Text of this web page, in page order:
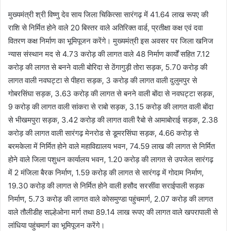
मुख्यमंत्री श्री विष्णु देव साय जिला चिकित्सा सारंगढ़ में 41.64 लाख रूपए की
राशि से निर्मित होने वाले 20 बिस्तर वाले अतिरिक्त वार्ड, प्रतीक्षा कक्ष एवं दवा
वितरण कक्ष निर्माण का भूमिपूजन करेंगे। मुख्यमंत्री इस अवसर पर जिला खनिज
न्यास संस्थान मद से 4.73 करोड़ की लागत वाले 48 निर्माण कार्यों सहित 7.12
करोड़ की लागत से बनने वाली बोरिदा से ठेंगागुड़ी तोरा सड़क, 5.70 करोड़ की
लागत वाली नवघट्टा से पीहरा सड़क, 3 करोड़ की लागत वाली दुलुमपुर से
गोबरसिंघा सड़क, 3.63 करोड़ की लागत से बनने वाली बोंदा से नवघट्टा सड़क,
9 करोड़ की लागत वाली सांकरा से राबो सड़क, 3.15 करोड़ की लागत वाली बोंदा
से भीखमपुरा सड़क, 3.42 करोड़ की लागत वाली रैबो से आमाबोराई सड़क, 2.38
करोड़ की लागत वाली सारंगढ़ मेनरोड से डूमरसिंघा सड़क, 4.66 करोड़ से
बरमकेला में निर्मित होने वाले महाविद्यालय भवन, 74.59 लाख की लागत से निर्मित
होने वाले जिला पशुधन कार्यालय भवन, 1.20 करोड़ की लागत से उपजेल सारंगढ़
में 2 मंजिला बैरक निर्माण, 1.59 करोड़ की लागत से सारंगढ़ में गोदाम निर्माण,
19.30 करोड़ की लागत से निर्मित होने वाली हसौद सरसींवा सराईपाली सड़क
निर्माण, 5.73 करोड़ की लागत वाले कोसमुण्डा पहुंचमार्ग, 2.07 करोड़ की लागत
वाले तौलीडीह साल्हेओना मार्ग तथा 89.14 लाख रूपए की लागत वाले खपरापाली से
लांधिया पहुंचमार्ग का भूमिपूजन करेंगे।